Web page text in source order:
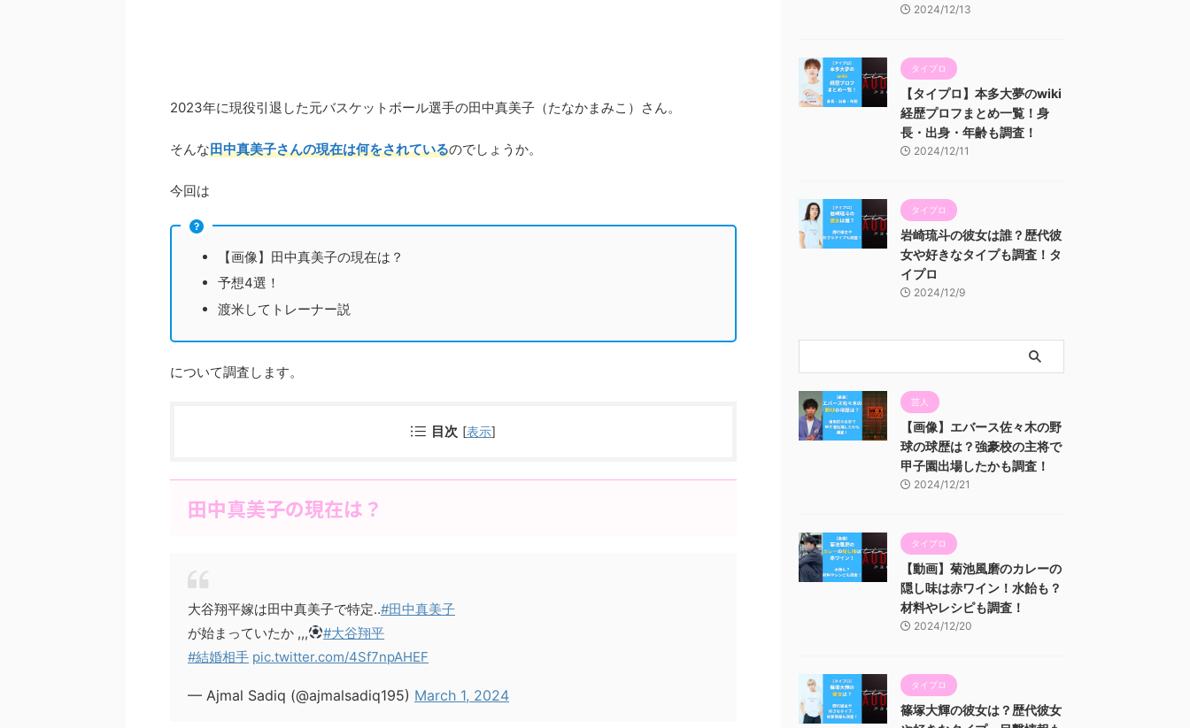
2023年に現役引退した元バスケットボール選手の田中真美子（たなかまみこ）さん。
そんな田中真美子さんの現在は何をされているのでしょうか。
今回は
【画像】田中真美子の現在は？
予想4選！
渡米してトレーナー説
について調査します。
目次 [表示]
田中真美子の現在は？
大谷翔平嫁は田中真美子で特定..#田中真美子
が始まっていたか ,,,
#大谷翔平
#結婚相手 pic.twitter.com/4Sf7npAHEF
— Ajmal Sadiq (@ajmalsadiq195) March 1, 2024
2024/12/13
タイプロ
【タイプロ】本多大夢のwiki
経歴プロフまとめ一覧！身
長・出身・年齢も調査！
2024/12/11
タイプロ
岩崎琉斗の彼女は誰？歴代彼
女や好きなタイプも調査！タ
イプロ
2024/12/9
芸人
【画像】エバース佐々木の野
球の球歴は？強豪校の主将で
甲子園出場したかも調査！
2024/12/21
タイプロ
【動画】菊池風磨のカレーの
隠し味は赤ワイン！水飴も？
材料やレシピも調査！
2024/12/20
タイプロ
篠塚大輝の彼女は？歴代彼女